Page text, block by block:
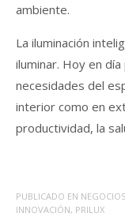
ambiente.
La iluminación
iluminar. Hoy en
necesidades del
interior como en
productividad, la
PUBLICADO EN
INNOVACIÓN, PRILUX